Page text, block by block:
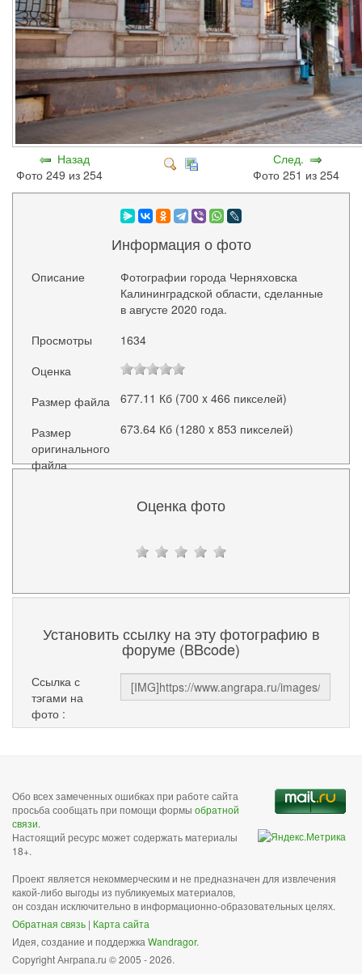
Назад
Фото 249 из 254
След.
Фото 251 из 254
Информация о фото
Описание
Фотографии города Черняховска
Калининградской области, сделанные
в августе 2020 года.
Просмотры
1634
Оценка
Размер файла
677.11 Кб (700 x 466 пикселей)
Размер
оригинального
файла
673.64 Кб (1280 x 853 пикселей)
Оценка фото
Установить ссылку на эту фотографию в
форуме (BBcode)
Ссылка с
тэгами на
фото :
Обо всех замеченных ошибках при работе сайта
просьба сообщать при помощи формы обратной
связи.
Настоящий ресурс может содержать материалы
18+.
Проект является некоммерческим и не предназначен для извлечения
какой-либо выгоды из публикуемых материалов,
он создан исключительно в информационно-образовательных целях.
Обратная связь | Карта сайта
Идея, создание и поддержка Wandragor.
Copyright Анграпа.ru © 2005 - 2026.